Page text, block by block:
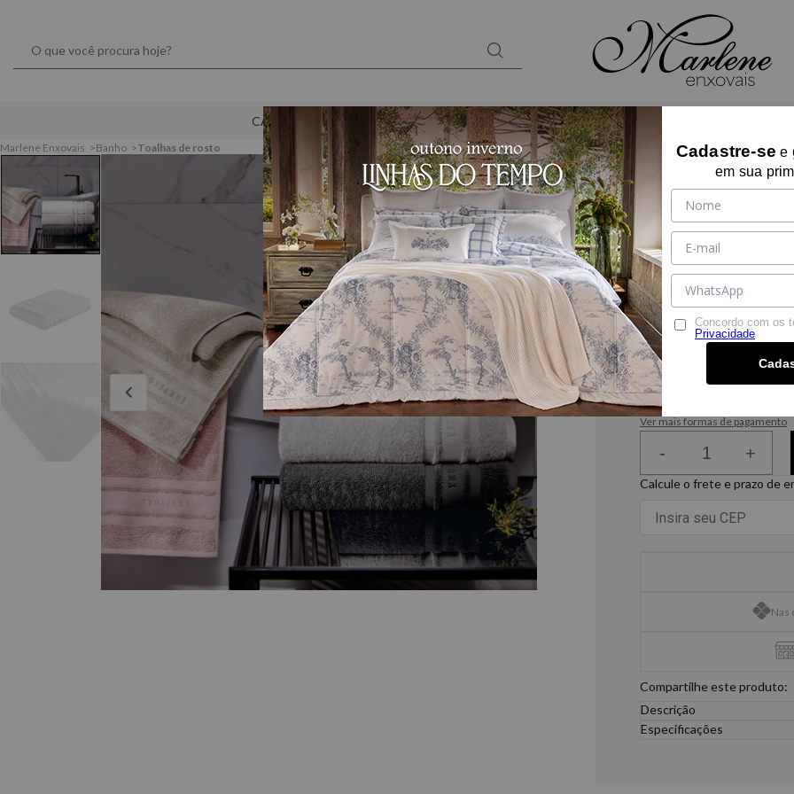
CAMA MESA BANHO KIDS PRESENTES
Marlene Enxovais Banho Toalhas de rosto
TOALHA DE
15821
Tamanho:NORMAL
NORMAL
Cor: BRANCO
Por:
ou6
R$ 80,65 à vista no PIX
Ver mais formas de pagamento
- +
Calcule o frete e prazo de
Nas
Compartilhe este produto:
Descrição
A Toalha Trussardi Lecce
Especificações
Cadastre-se e
em sua
Concordo com os
Privacidade